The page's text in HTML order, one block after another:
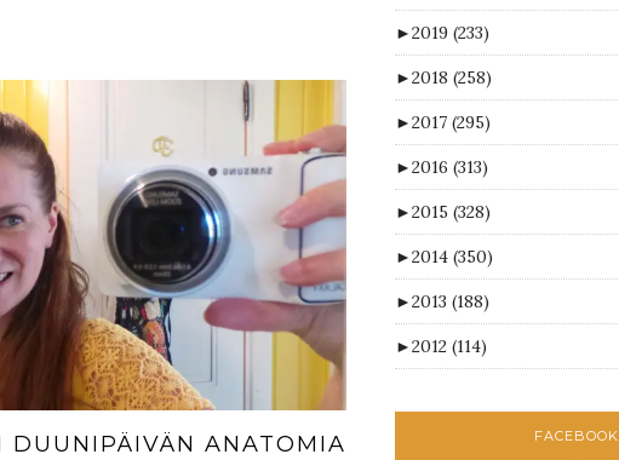
DUUNIPÄIVÄN ANATOMIA
►2019 (233)
►2018 (258)
►2017 (295)
►2016 (313)
►2015 (328)
►2014 (350)
►2013 (188)
►2012 (114)
FACEBOOK